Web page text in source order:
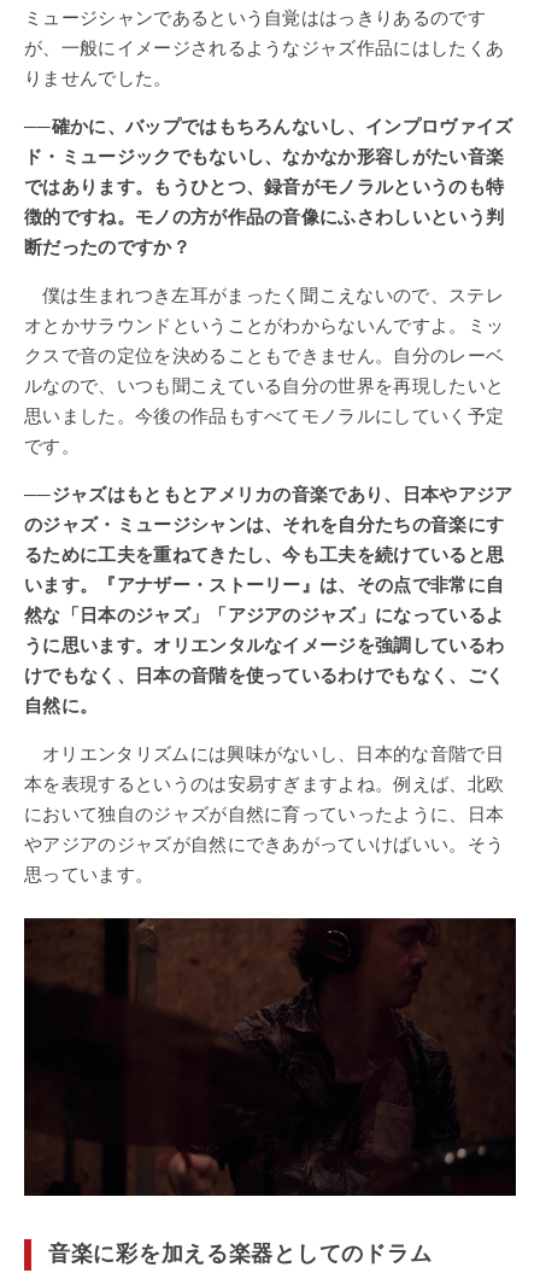
ミュージシャンであるという自覚ははっきりあるのです
が、一般にイメージされるようなジャズ作品にはしたくあ
りませんでした。
──確かに、バップではもちろんないし、インプロヴァイズ
ド・ミュージックでもないし、なかなか形容しがたい音楽
ではあります。もうひとつ、録音がモノラルというのも特
徴的ですね。モノの方が作品の音像にふさわしいという判
断だったのですか？
僕は生まれつき左耳がまったく聞こえないので、ステレ
オとかサラウンドということがわからないんですよ。ミッ
クスで音の定位を決めることもできません。自分のレーベ
ルなので、いつも聞こえている自分の世界を再現したいと
思いました。今後の作品もすべてモノラルにしていく予定
です。
──ジャズはもともとアメリカの音楽であり、日本やアジア
のジャズ・ミュージシャンは、それを自分たちの音楽にす
るために工夫を重ねてきたし、今も工夫を続けていると思
います。『アナザー・ストーリー』は、その点で非常に自
然な「日本のジャズ」「アジアのジャズ」になっているよ
うに思います。オリエンタルなイメージを強調しているわ
けでもなく、日本の音階を使っているわけでもなく、ごく
自然に。
オリエンタリズムには興味がないし、日本的な音階で日
本を表現するというのは安易すぎますよね。例えば、北欧
において独自のジャズが自然に育っていったように、日本
やアジアのジャズが自然にできあがっていけばいい。そう
思っています。
音楽に彩を加える楽器としてのドラム